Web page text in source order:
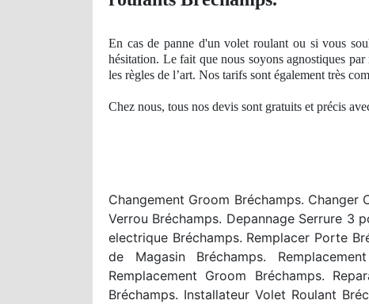
En cas depanne d'un volet roulant ou si vous
hésitation. Le fait que nous soyons agnostiques par
les règles de l’art. Nos tarifs sont également très
Chez nous, tous nos devis sont gratuits et précis
Changement Groom Bréchamps. Changer
Verrou Bréchamps. Depannage Serrure 3
electrique Bréchamps. Remplacer Porte
de Magasin Bréchamps.
Remplacement Groom Bréchamps.
Bréchamps. Installateur Volet Roulant